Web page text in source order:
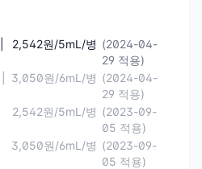
2,542원/5mL/병 (2024-04-
29 적용)
3,050원/6mL/병 (2024-04-
29 적용)
2,542원/5mL/병 (2023-09-
05 적용)
3,050원/6mL/병 (2023-09-
05 적용)